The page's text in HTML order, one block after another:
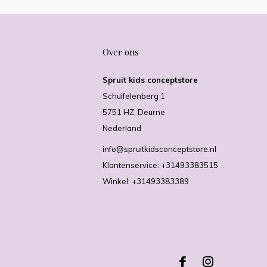
Over ons
Spruit kids conceptstore
Schuifelenberg 1
5751 HZ, Deurne
Nederland
info@spruitkidsconceptstore.nl
Klantenservice: +31493383515
Winkel: +31493383389